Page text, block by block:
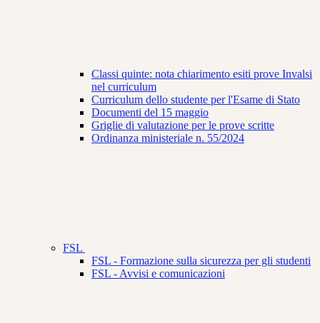
Classi quinte: nota chiarimento esiti prove Invalsi
nel curriculum
Curriculum dello studente per l'Esame di Stato
Documenti del 15 maggio
Griglie di valutazione per le prove scritte
Ordinanza ministeriale n. 55/2024
FSL
FSL - Formazione sulla sicurezza per gli studenti
FSL - Avvisi e comunicazioni